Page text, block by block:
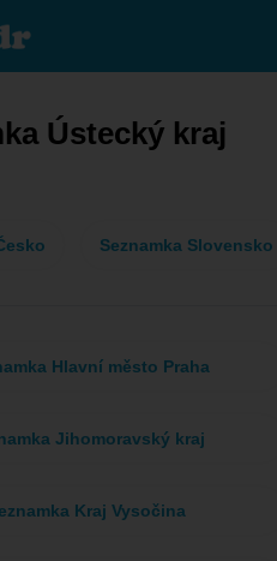
Ústecký kraj
Seznamka Slovensko
Hlavní město Praha
Jihomoravský kraj
Kraj Vysočina